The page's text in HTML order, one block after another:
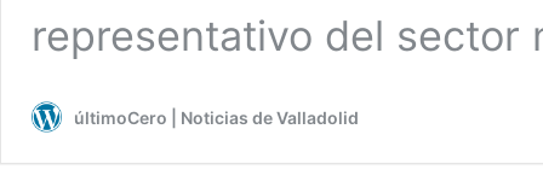
representativo del sector
últimoCero | Noticias de Valladolid